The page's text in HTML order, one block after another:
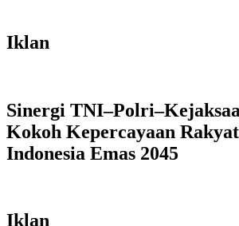
Iklan
Sinergi
Kokoh Kepercayaan
Indonesia Emas 2045
Iklan